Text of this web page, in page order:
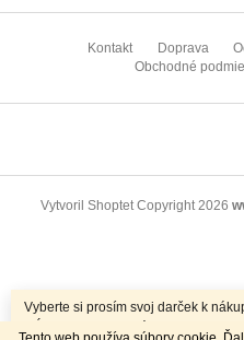
Vyberte si prosím svoj darček k
NÁKUPU. K objednávkam nad
Kontakt Doprava
Obchodné
Vytvoril Shoptet Copyright 2026